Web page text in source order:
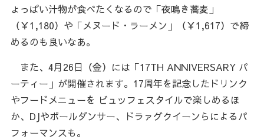
ょっぱい汁物が食べたくなるので「夜鳴き蕎麦」
（￥1,180）や「メヌード・ラーメン」（￥1,617）で締
めるのも良いなあ。
また、4月26日（金）には「17TH ANNIVERSARY パ
ーティー」が開催されます。17周年を記念したドリンク
やフードメニューを ビュッフェスタイルで楽しめるほ
か、DJやポールダンサー、ドラァグクイーンらによるパ
フォーマンスも。